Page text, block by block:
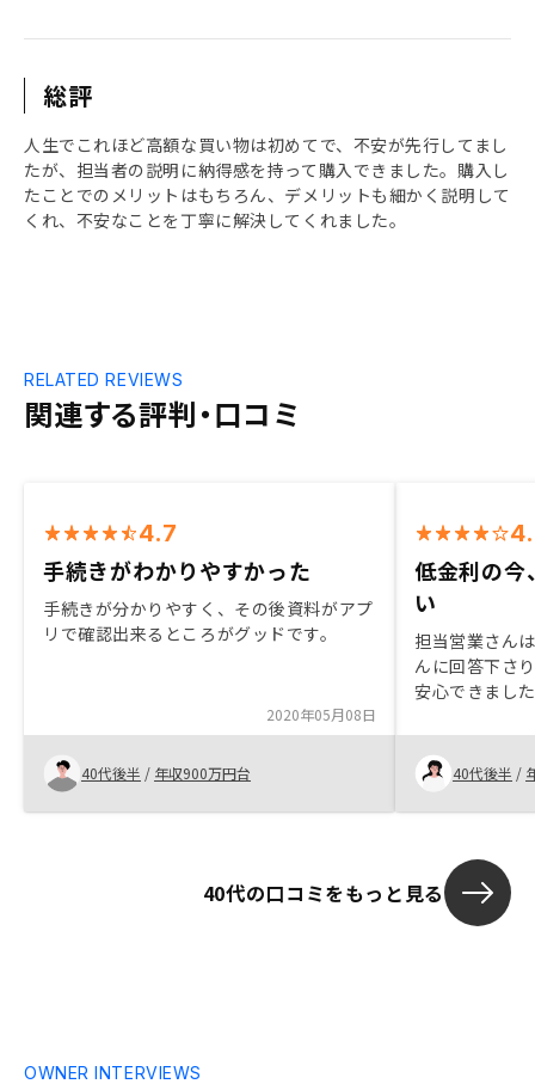
総評
人生でこれほど高額な買い物は初めてで、不安が先行してまし
たが、担当者の説明に納得感を持って購入できました。購入し
たことでのメリットはもちろん、デメリットも細かく説明して
くれ、不安なことを丁寧に解決してくれました。
関連する評判・口コミ
RELATED REVIEWS
4.7
手続きがわかりやすかった
手続きが分かりやすく、その後資料がアプ
リで確認出来るところがグッドです。
2020年05月08日
40代後半 / 年収900万円台
低金利の今
い
担当営業さん
んに回答下さ
安心できまし
に考えて返済
とが決め手と
といって押し
でも未来を保
不都合もある
40代後半 /
40代の口コミをもっと見る
OWNER INTERVIEWS